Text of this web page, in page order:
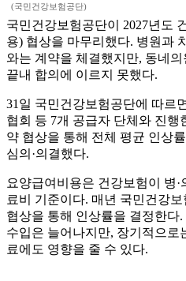
(국민건강보험공단)
국민건강보험공단이 2027년도
용) 협상을 마무리했다. 병원과
와는 계약을 체결했지만, 동네
끝내 합의에 이르지 못했다.
31일 국민건강보험공단에 따르
협회 등 7개 공급자 단체와 진행
약 협상을 통해 전체 평균 인상
심의·의결했다.
요양급여비용은 건강보험이 병
료비 기준이다. 매년 국민건강
협상을 통해 인상률을 결정한다
수입은 늘어나지만, 장기적으로
료에도 영향을 줄 수 있다.